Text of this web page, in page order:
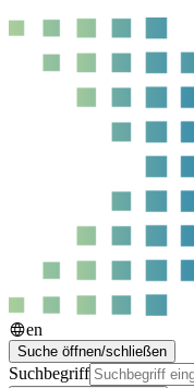
en
Suche öffnen/schließen
Suchbegriff